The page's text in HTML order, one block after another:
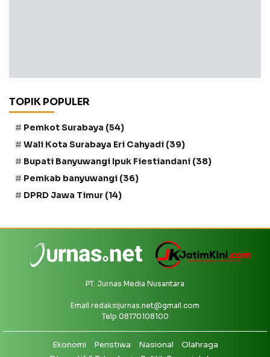
TOPIK POPULER
Pemkot Surabaya (54)
Wali Kota Surabaya Eri Cahyadi (39)
Bupati Banyuwangi Ipuk Fiestiandani (38)
Pemkab banyuwangi (36)
DPRD Jawa Timur (14)
PT. Jurnas Media Nusantara
Email redaksijurnas.net@gmail.com
Telp 08170108100
Ekonomi Peristiwa Nasional
Olahraga